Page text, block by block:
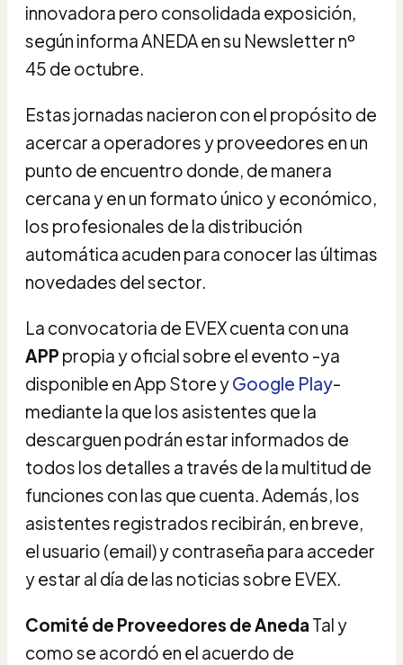
innovadora pero consolidada exposición,
según informa ANEDA en su Newsletter nº
45 de octubre.
Estas jornadas nacieron con el propósito de
acercar a operadores y proveedores en un
punto de encuentro donde, de manera
cercana y en un formato único y económico,
los profesionales de la distribución
automática acuden para conocer las últimas
novedades del sector.
La convocatoria de EVEX cuenta con una
APP propia y oficial sobre el evento -ya
disponible en App Store yGoogle Play-
mediante la que los asistentes que la
descarguen podrán estar informados de
todos los detalles a través de la multitud de
funciones con las que cuenta. Además, los
asistentes registrados recibirán, en breve,
el usuario (email) y contraseña para acceder
y estar al día de las noticias sobre EVEX.
Comité de Proveedores de Aneda Tal y
como se acordó en el acuerdo de